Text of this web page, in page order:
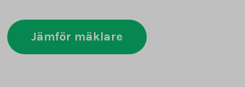
Jämför mäklare